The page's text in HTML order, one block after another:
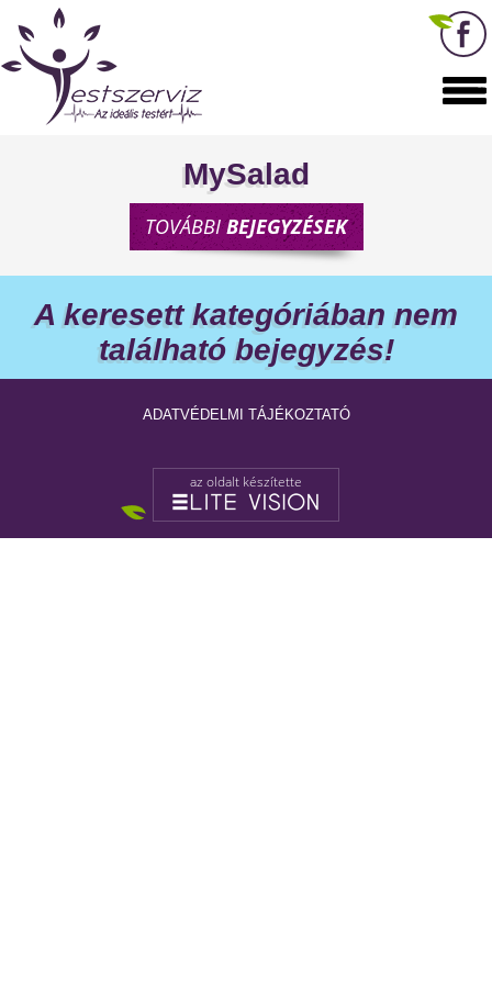
MySalad
TOVÁBBIBEJEGYZÉSEK
A keresett kategóriában nem
található bejegyzés!
ADATVÉDELMI TÁJÉKOZTATÓ
az oldalt készítette